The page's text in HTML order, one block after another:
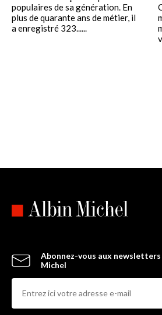
populaires de sa génération. En
plus de quarante ans de métier, il
a enregistré 323......
Abonnez-vous aux newsletters
Michel